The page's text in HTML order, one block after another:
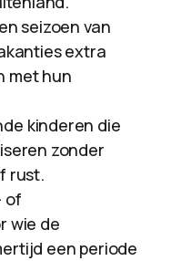
seizoen van
extra
met hun
kinderen die
zonder
rust.
of
wie de
een periode